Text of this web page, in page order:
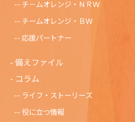
チ－ムオレンジ・ＮＲＷ
チームオレンジ・ＢＷ
応援パートナー
備えファイル
コラム
ライフ・ストーリーズ
役に立つ情報